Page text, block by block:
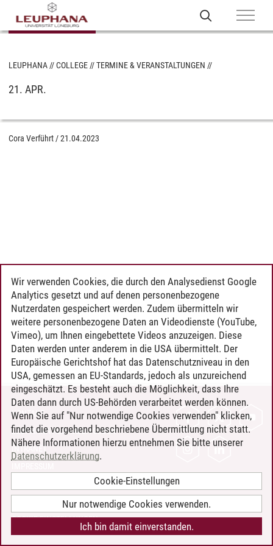
LEUPHANA COLLEGE TERMINE & VERANSTALTUNGEN
21. APR.
Cora Verführt /21.04.2023
KONTAKT
LEUPHANA ALS ARBEITGEBER
INTRANET
BARRIEREFREIHEIT
COOKIE-EINSTELLUNGEN
Wir verwenden Cookies, die durch den Analysedienst Google
Analytics gesetzt und auf denen personenbezogene
Nutzerdaten gespeichert werden. Zudem übermitteln wir
weitere personenbezogene Daten an Videodienste (YouTube,
Vimeo), um Ihnen eingebettete Videos anzuzeigen. Diese
Daten werden unter anderem in die USA übermittelt. Der
Europäische Gerichtshof hat das Datenschutzniveau in den
USA, gemessen an EU-Standards, jedoch als unzureichend
eingeschätzt. Es besteht auch die Möglichkeit, dass Ihre
Daten dann durch US-Behörden verarbeitet werden können.
Wenn Sie auf "Nur notwendige Cookies verwenden" klicken,
findet die vorgehend beschriebene Übermittlung nicht statt.
Nähere Informationen hierzu entnehmen Sie bitte unserer
Datenschutzerklärung.
Cookie-Einstellungen
Nur notwendige Cookies verwenden.
Ich bin damit einverstanden.